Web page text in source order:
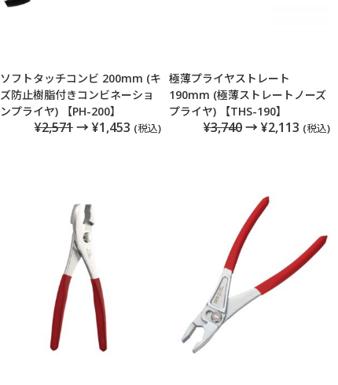
ソフトタッチコンビ 200mm (キ
ズ防止樹脂付きコンビネーショ
ンプライヤ) 【PH-200】
¥2,571→ ¥1,453 (税込)
極薄プライヤストレート
190mm (極薄ストレートノーズ
プライヤ) 【THS-190】
¥3,740→ ¥2,113 (税込)